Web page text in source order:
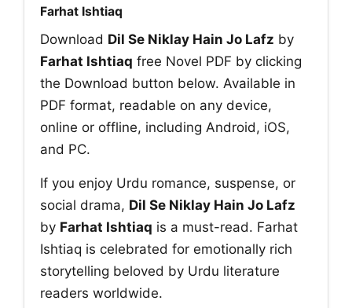
Farhat Ishtiaq
Download Dil Se Niklay Hain Jo Lafz by
Farhat Ishtiaq free Novel PDF by clicking
the Download button below. Available in
PDF format, readable on any device,
online or offline, including Android, iOS,
and PC.
If you enjoy Urdu romance, suspense, or
social drama, Dil Se Niklay Hain Jo Lafz
by Farhat Ishtiaq is a must-read. Farhat
Ishtiaq is celebrated for emotionally rich
storytelling beloved by Urdu literature
readers worldwide.